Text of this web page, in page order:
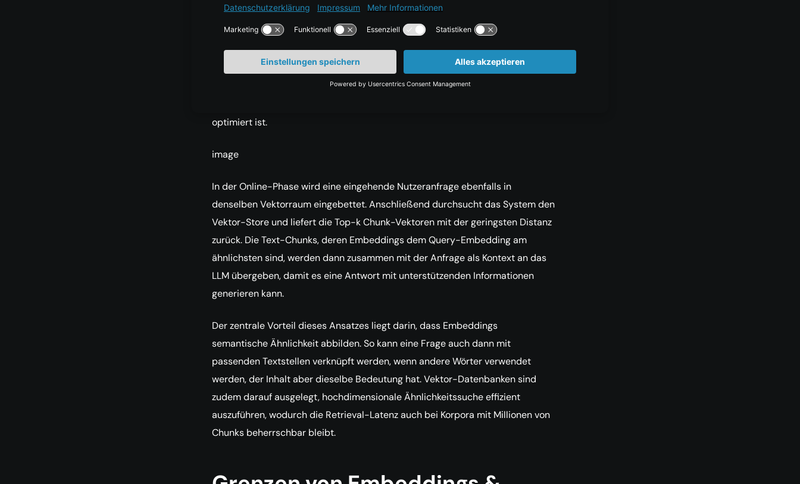
In der Offline-Indexierung werden Quelldokumente in Chunks aufgeteilt, und
jeder Chunk wird mithilfe eines Embedding-Modells in eine vektorbasierte
Repräsentation überführt. Diese Vektoren werden anschließend in einer
optimiert ist.
image
In der Online-Phase wird eine eingehende Nutzeranfrage ebenfalls in
denselben Vektorraum eingebettet. Anschließend durchsucht das System den
Vektor-Store und liefert die Top-k Chunk-Vektoren mit der geringsten Distanz
zurück. Die Text-Chunks, deren Embeddings dem Query-Embedding am
ähnlichsten sind, werden dann zusammen mit der Anfrage als Kontext an das
LLM übergeben, damit es eine Antwort mit unterstützenden Informationen
generieren kann.
Der zentrale Vorteil dieses Ansatzes liegt darin, dass Embeddings
semantische Ähnlichkeit abbilden. So kann eine Frage auch dann mit
passenden Textstellen verknüpft werden, wenn andere Wörter verwendet
werden, der Inhalt aber dieselbe Bedeutung hat. Vektor-Datenbanken sind
zudem darauf ausgelegt, hochdimensionale Ähnlichkeitssuche effizient
auszuführen, wodurch die Retrieval-Latenz auch bei Korpora mit Millionen von
Chunks beherrschbar bleibt.